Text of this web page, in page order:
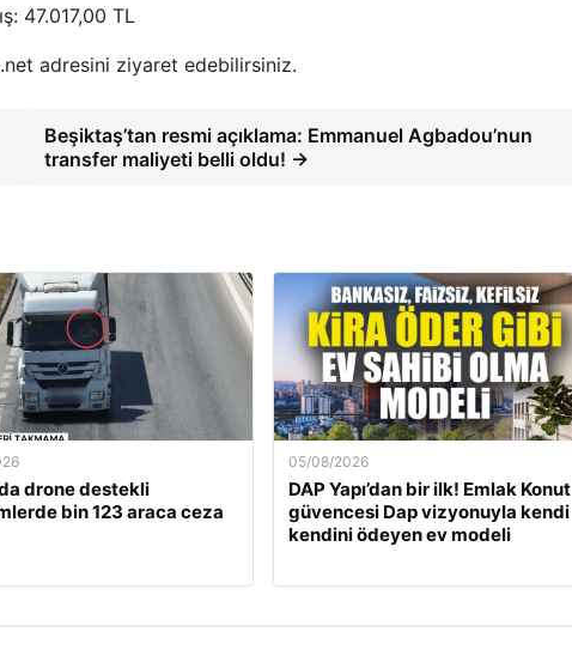
47.017,00 TL
adresini ziyaret edebilirsiniz.
Beşiktaş’tan resmi açıklama: Emmanuel Agbadou’nun
transfer maliyeti belli oldu! →
drone destekli
bin 123 araca ceza
05/08/2026
DAP Yapı’dan bir ilk! Emlak Konut
güvencesi Dap vizyonuyla kendi
kendini ödeyen ev modeli